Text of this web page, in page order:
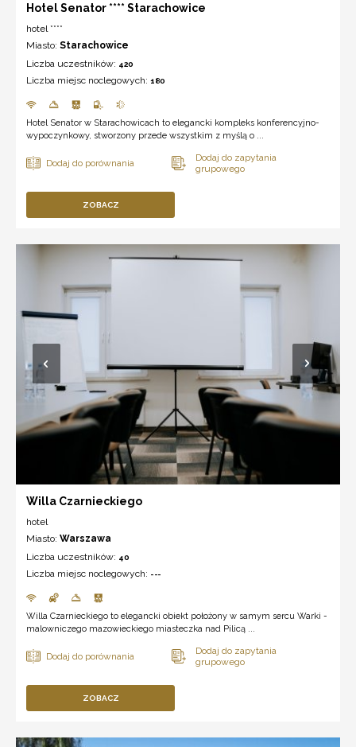
Hotel Senator **** Starachowice
hotel ****
Miasto: Starachowice
Liczba uczestników: 420
Liczba miejsc noclegowych: 180
Hotel Senator w Starachowicach to elegancki kompleks konferencyjno-
wypoczynkowy, stworzony przede wszystkim z myślą o ...
ZOBACZ
Willa Czarnieckiego
hotel
Miasto: Warszawa
Liczba uczestników: 40
Liczba miejsc noclegowych: ---
Willa Czarnieckiego to elegancki obiekt położony w samym sercu Warki -
malowniczego mazowieckiego miasteczka nad Pilicą ...
ZOBACZ